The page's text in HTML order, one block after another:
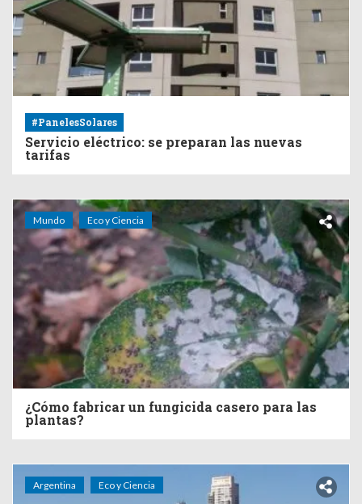
#PanelesSolares
Servicio eléctrico: se preparan las nuevas
tarifas
Mundo Eco y Ciencia
¿Cómo fabricar un fungicida casero para las
plantas?
Argentina Eco y Ciencia